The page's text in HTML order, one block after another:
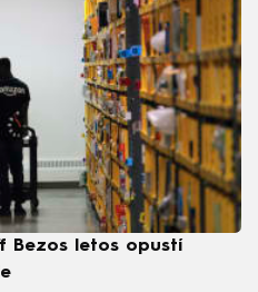
Bezos letos opustí